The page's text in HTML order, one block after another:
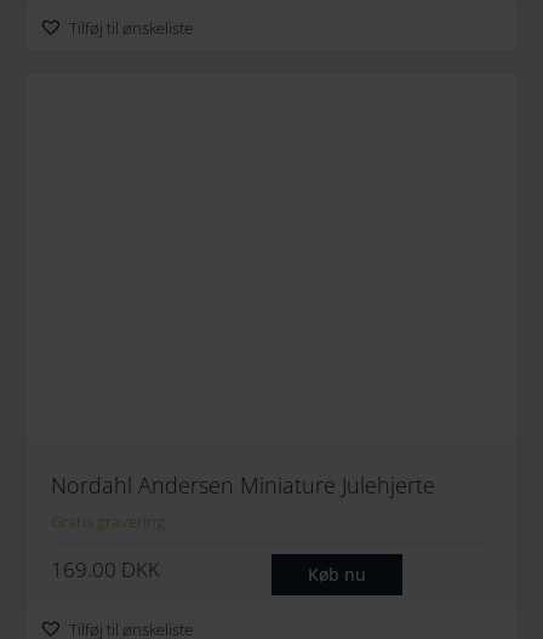
Tilføj til ønskeliste
Nordahl Andersen Miniature Julehjerte
Gratis gravering
169.00 DKK Køb nu
Tilføj til ønskeliste